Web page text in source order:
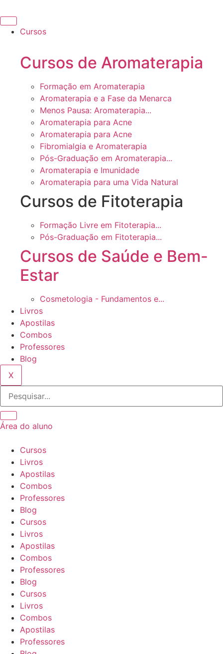
para
Cursos
Cursos de Aromaterapia
Formação em Aromaterapia
Aromaterapia e a Fase da Menarca
Menos Pausa: Aromaterapia...
Aromaterapia para Acne
Aromaterapia para Acne
Fibromialgia e Aromaterapia
Pós-Graduação em Aromaterapia...
Aromaterapia e Imunidade
Aromaterapia para uma Vida Natural
Cursos de Fitoterapia
Formação Livre em Fitoterapia...
Pós-Graduação em Fitoterapia...
Cursos de Saúde e Bem-
Estar
Cosmetologia - Fundamentos e...
Livros
Apostilas
Combos
Professores
Blog
X
Área do aluno
Cursos
Livros
Apostilas
Combos
Professores
Blog
Cursos
Livros
Apostilas
Combos
Professores
Blog
Cursos
Livros
Combos
Apostilas
Professores